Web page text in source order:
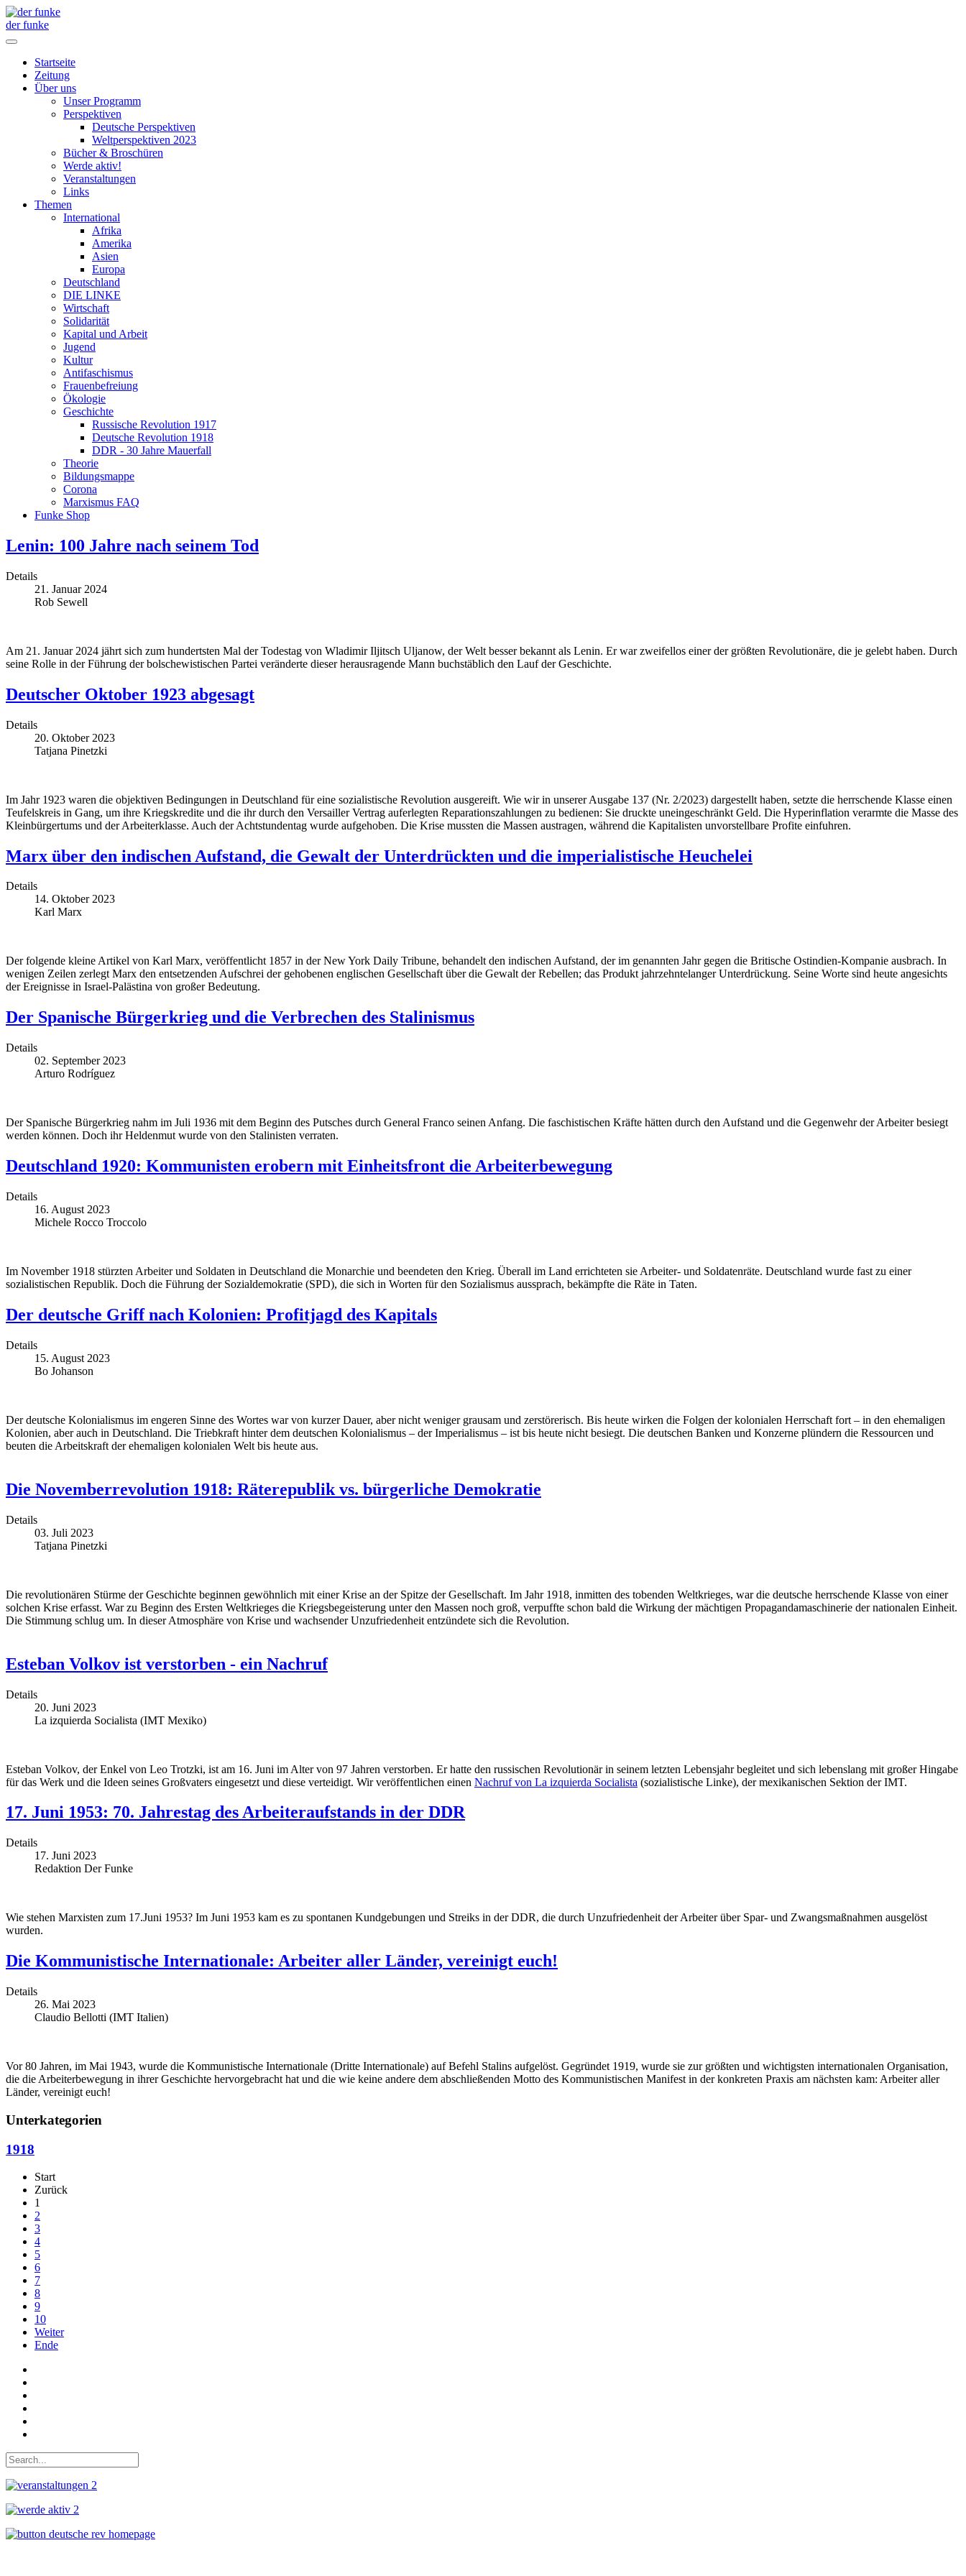
der funke
Startseite
Zeitung
Über uns
Unser Programm
Perspektiven
Deutsche Perspektiven
Weltperspektiven 2023
Bücher & Broschüren
Werde aktiv!
Veranstaltungen
Links
Themen
International
Afrika
Amerika
Asien
Europa
Deutschland
DIE LINKE
Wirtschaft
Solidarität
Kapital und Arbeit
Jugend
Kultur
Antifaschismus
Frauenbefreiung
Ökologie
Geschichte
Russische Revolution 1917
Deutsche Revolution 1918
DDR - 30 Jahre Mauerfall
Theorie
Bildungsmappe
Corona
Marxismus FAQ
Funke Shop
Lenin: 100 Jahre nach seinem Tod
Details
21. Januar 2024
Rob Sewell
Am 21. Januar 2024 jährt sich zum hundertsten Mal der Todestag von Wladimir Iljitsch Uljanow, der Welt besser bekannt als Lenin. Er war zweifellos einer der größten Revolutionäre, die je gelebt haben. Durch
seine Rolle in der Führung der bolschewistischen Partei veränderte dieser herausragende Mann buchstäblich den Lauf der Geschichte.
Deutscher Oktober 1923 abgesagt
Details
20. Oktober 2023
Tatjana Pinetzki
Im Jahr 1923 waren die objektiven Bedingungen in Deutschland für eine sozialistische Revolution ausgereift. Wie wir in unserer Ausgabe 137 (Nr. 2/2023) dargestellt haben, setzte die herrschende Klasse einen
Teufelskreis in Gang, um ihre Kriegskredite und die ihr durch den Versailler Vertrag auferlegten Reparationszahlungen zu bedienen: Sie druckte uneingeschränkt Geld. Die Hyperinflation verarmte die Masse des
Kleinbürgertums und der Arbeiterklasse. Auch der Achtstundentag wurde aufgehoben. Die Krise mussten die Massen austragen, während die Kapitalisten unvorstellbare Profite einfuhren.
Marx über den indischen Aufstand, die Gewalt der Unterdrückten und die imperialistische Heuchelei
Details
14. Oktober 2023
Karl Marx
Der folgende kleine Artikel von Karl Marx, veröffentlicht 1857 in derNew York Daily Tribune, behandelt den indischen Aufstand, der im genannten Jahr gegen die Britische Ostindien-Kompanie ausbrach. In
wenigen Zeilen zerlegt Marx den entsetzenden Aufschrei der gehobenen englischen Gesellschaft über die Gewalt der Rebellen; das Produkt jahrzehntelanger Unterdrückung. Seine Worte sind heute angesichts
der Ereignisse in Israel-Palästina von großer Bedeutung.
Der Spanische Bürgerkrieg und die Verbrechen des Stalinismus
Details
02. September 2023
Arturo Rodríguez
Der Spanische Bürgerkrieg nahm im Juli 1936 mit dem Beginn des Putsches durch General Franco seinen Anfang. Die faschistischen Kräfte hätten durch den Aufstand und die Gegenwehr der Arbeiter besiegt
werden können. Doch ihr Heldenmut wurde von den Stalinisten verraten.
Deutschland 1920: Kommunisten erobern mit Einheitsfront die Arbeiterbewegung
Details
16. August 2023
Michele Rocco Troccolo
Im November 1918 stürzten Arbeiter und Soldaten in Deutschland die Monarchie und beendeten den Krieg. Überall im Land errichteten sie Arbeiter- und Soldatenräte. Deutschland wurde fast zu einer
sozialistischen Republik. Doch die Führung der Sozialdemokratie (SPD), die sich in Worten für den Sozialismus aussprach, bekämpfte die Räte in Taten.
Der deutsche Griff nach Kolonien: Profitjagd des Kapitals
Details
15. August 2023
Bo Johanson
Der deutsche Kolonialismus im engeren Sinne des Wortes war von kurzer Dauer, aber nicht weniger grausam und zerstörerisch. Bis heute wirken die Folgen der kolonialen Herrschaft fort – in den ehemaligen
Kolonien, aber auch in Deutschland. Die Triebkraft hinter dem deutschen Kolonialismus – der Imperialismus – ist bis heute nicht besiegt. Die deutschen Banken und Konzerne plündern die Ressourcen und
beuten die Arbeitskraft der ehemaligen kolonialen Welt bis heute aus.
Die Novemberrevolution 1918: Räterepublik vs. bürgerliche Demokratie
Details
03. Juli 2023
Tatjana Pinetzki
Die revolutionären Stürme der Geschichte beginnen gewöhnlich mit einer Krise an der Spitze der Gesellschaft. Im Jahr 1918, inmitten des tobenden Weltkrieges, war die deutsche herrschende Klasse von einer
solchen Krise erfasst. War zu Beginn des Ersten Weltkrieges die Kriegsbegeisterung unter den Massen noch groß, verpuffte schon bald die Wirkung der mächtigen Propagandamaschinerie der nationalen Einheit.
Die Stimmung schlug um. In dieser Atmosphäre von Krise und wachsender Unzufriedenheit entzündete sich die Revolution.
Esteban Volkov ist verstorben - ein Nachruf
Details
20. Juni 2023
La izquierda Socialista (IMT Mexiko)
Esteban Volkov, der Enkel von Leo Trotzki, ist am 16. Juni im Alter von 97 Jahren verstorben. Er hatte den russischen Revolutionär in seinem letzten Lebensjahr begleitet und sich lebenslang mit großer Hingabe
für das Werk und die Ideen seines Großvaters eingesetzt und diese verteidigt. Wir veröffentlichen einen Nachruf von La izquierda Socialista (sozialistische Linke), der mexikanischen Sektion der IMT.
17. Juni 1953: 70. Jahrestag des Arbeiteraufstands in der DDR
Details
17. Juni 2023
Redaktion Der Funke
Wie stehen Marxisten zum 17.Juni 1953? Im Juni 1953 kam es zu spontanen Kundgebungen und Streiks in der DDR, die durch Unzufriedenheit der Arbeiter über Spar- und Zwangsmaßnahmen ausgelöst
wurden.
Die Kommunistische Internationale: Arbeiter aller Länder, vereinigt euch!
Details
26. Mai 2023
Claudio Bellotti (IMT Italien)
Vor 80 Jahren, im Mai 1943, wurde die Kommunistische Internationale (Dritte Internationale) auf Befehl Stalins aufgelöst. Gegründet 1919, wurde sie zur größten und wichtigsten internationalen Organisation,
die die Arbeiterbewegung in ihrer Geschichte hervorgebracht hat und die wie keine andere dem abschließenden Motto des Kommunistischen Manifest in der konkreten Praxis am nächsten kam: Arbeiter aller
Länder, vereinigt euch!
Unterkategorien
1918
Start
Zurück
1
2
3
4
5
6
7
8
9
10
Weiter
Ende